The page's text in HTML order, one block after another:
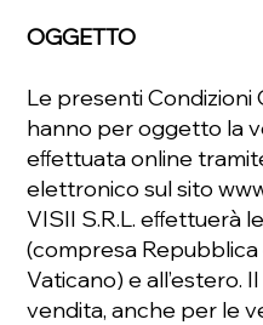
OGGETTO
Le presenti Condizioni
hanno per oggetto la
eﬀettuata online
elettronico sul sito
VISII S.R.L. eﬀettuerà
(compresa Repubblica
Vaticano) e all’estero.
vendita, anche per le